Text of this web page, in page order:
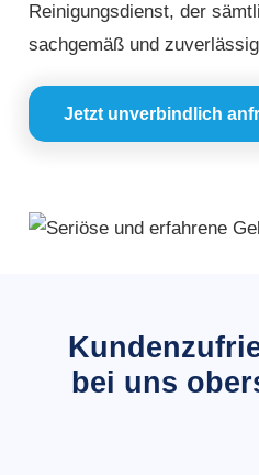
Reinigungsdienst, der
sachgemäß und
Jetzt unverbindlich
bei uns